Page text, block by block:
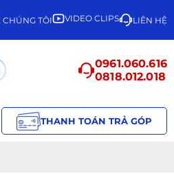
CHÚNG TÔI VIDEO CLIPS LIÊN HỆ
0961.060.616
0818.012.018
THANH TOÁN TRẢ GÓP